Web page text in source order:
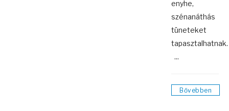
enyhe,
szénanáthás
tüneteket
tapasztalhatnak.
...
Bővebben